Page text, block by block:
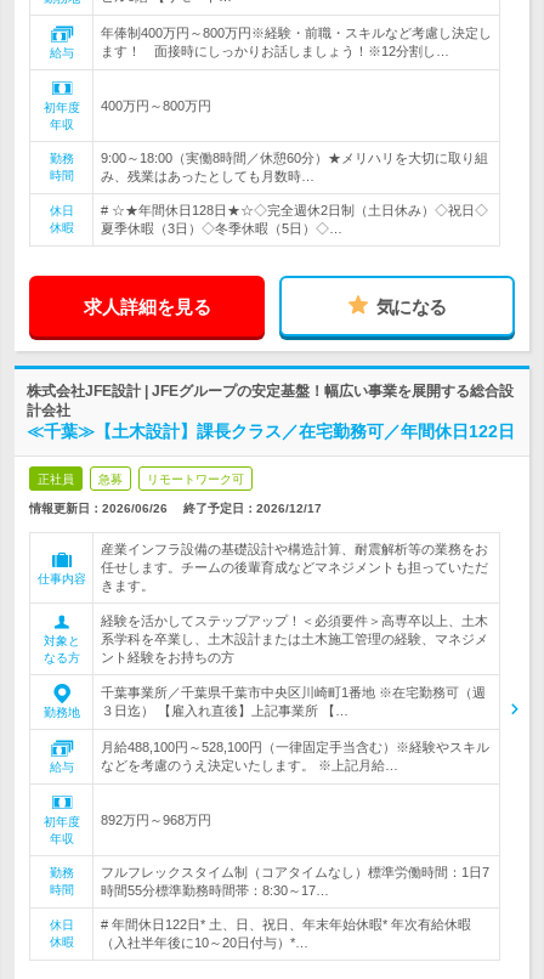
給与
年俸制400万円～800万円※経験・前職・スキルなど考慮し決定し
ます！ 面接時にしっかりお話しましょう！※12分割し…
初年度
年収
400万円～800万円
勤務
時間
9:00～18:00（実働8時間／休憩60分）★メリハリを大切に取り組
み、残業はあったとしても月数時…
休日
休暇
# ☆★年間休日128日★☆◇完全週休2日制（土日休み）◇祝日◇
夏季休暇（3日）◇冬季休暇（5日）◇…
求人詳細を見る 気になる
株式会社JFE設計 | JFEグループの安定基盤！幅広い事業を展開する総合設
計会社
≪千葉≫【土木設計】課長クラス／在宅勤務可／年間休日122日
正社員 急募 リモートワーク可
情報更新日：2026/06/26 終了予定日： 2026/12/17
仕事内容
産業インフラ設備の基礎設計や構造計算、耐震解析等の業務をお
任せします。チームの後輩育成などマネジメントも担っていただ
きます。
対象と
なる方
経験を活かしてステップアップ！＜必須要件＞高専卒以上、土木
系学科を卒業し、土木設計または土木施工管理の経験、マネジメ
ント経験をお持ちの方
勤務地
千葉事業所／千葉県千葉市中央区川崎町1番地 ※在宅勤務可（週
３日迄） 【雇入れ直後】上記事業所 【…
給与
月給488,100円～528,100円（一律固定手当含む）※経験やスキル
などを考慮のうえ決定いたします。 ※上記月給…
初年度
年収
892万円～968万円
勤務
時間
フルフレックスタイム制（コアタイムなし）標準労働時間：1日7
時間55分標準勤務時間帯：8:30～17…
休日
休暇
# 年間休日122日* 土、日、祝日、年末年始休暇* 年次有給休暇
（入社半年後に10～20日付与）*…